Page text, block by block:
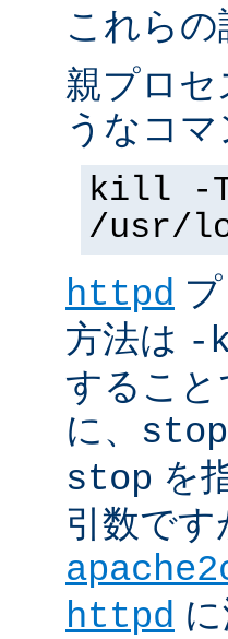
これら
親プロ
うなコ
kill -
/usr/
httpd
方法は -
するこ
に、 stop
stop を
引数で
httpd